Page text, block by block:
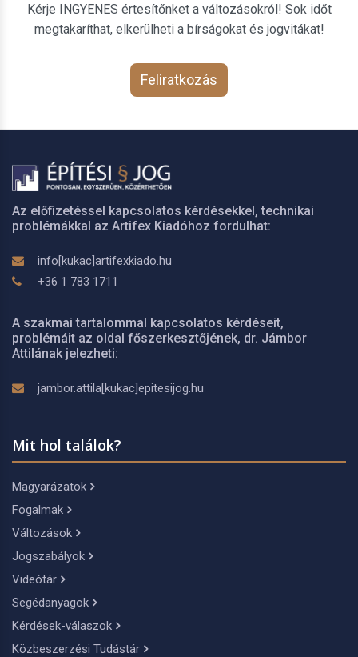
Kérje INGYENES értesítőnket a változásokról! Sok időt
megtakaríthat, elkerülheti a bírságokat és jogvitákat!
Feliratkozás
Az előfizetéssel kapcsolatos kérdésekkel, technikai
problémákkal az Artifex Kiadóhoz fordulhat:
info[kukac]artifexkiado.hu
+36 1 783 1711
A szakmai tartalommal kapcsolatos kérdéseit,
problémáit az oldal főszerkesztőjének, dr. Jámbor
Attilának jelezheti:
jambor.attila[kukac]epitesijog.hu
Mit hol találok?
Magyarázatok
Fogalmak
Változások
Jogszabályok
Videótár
Segédanyagok
Kérdések-válaszok
Közbeszerzési Tudástár